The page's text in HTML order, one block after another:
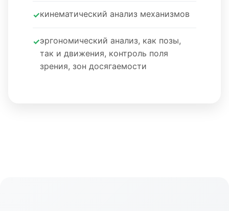
кинематический анализ механизмов
эргономический анализ, как позы,
так и движения, контроль поля
зрения, зон досягаемости